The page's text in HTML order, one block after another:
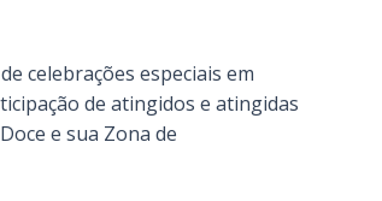
celebrações especiais em
de atingidos e atingidas
e sua Zona de